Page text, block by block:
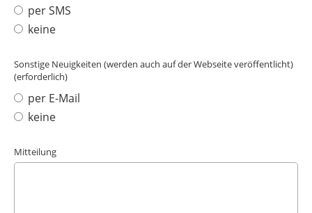
per SMS
keine
Sonstige Neuigkeiten (werden auch auf der Webseite veröffentlicht)
(erforderlich)
per E-Mail
keine
Mitteilung